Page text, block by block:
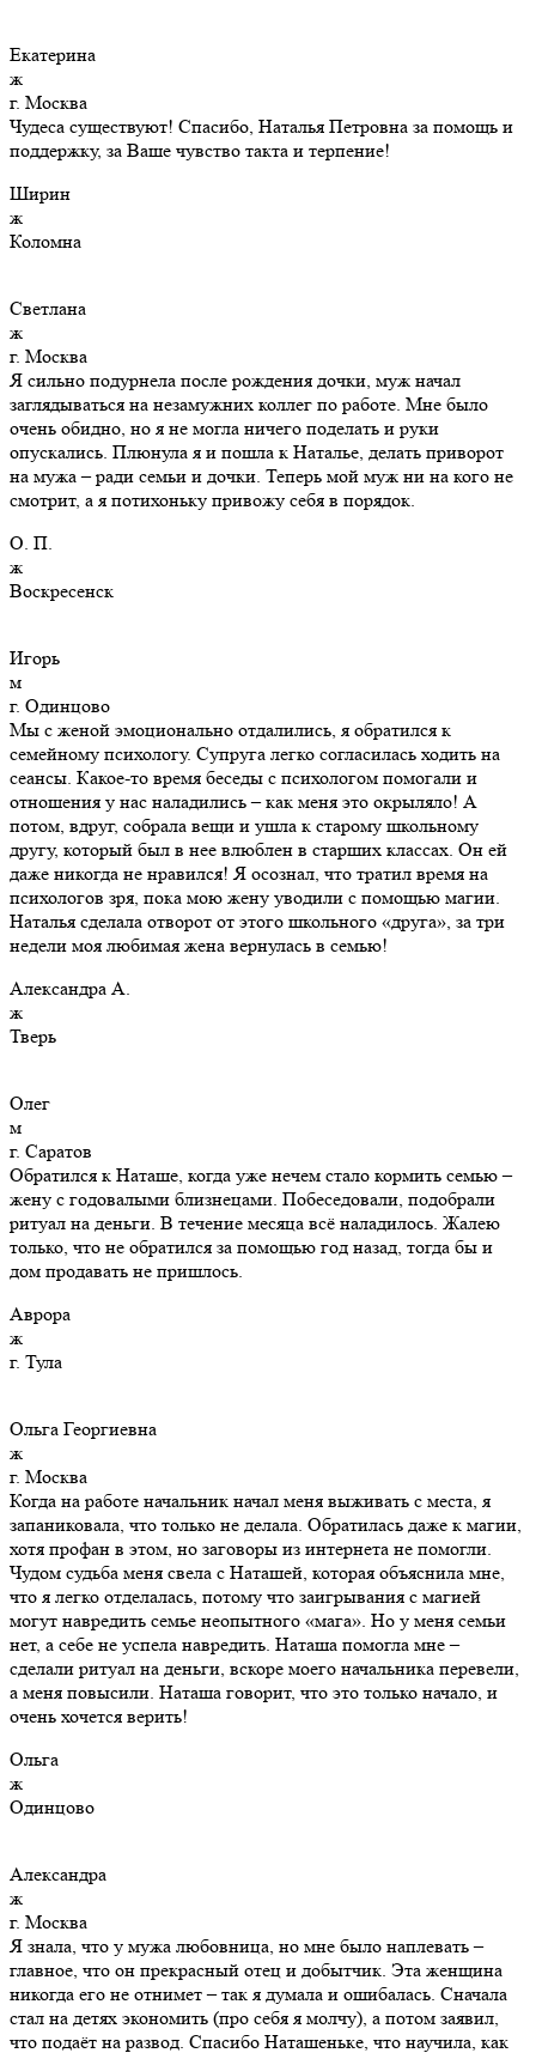
Екатерина
ж
г. Москва
Чудеса существуют! Спасибо, Наталья Петровна за помощь и
поддержку, за Ваше чувство такта и терпение!
Ширин
ж
Коломна
Светлана
ж
г. Москва
Я сильно подурнела после рождения дочки, муж начал
заглядываться на незамужних коллег по работе. Мне было
очень обидно, но я не могла ничего поделать и руки
опускались. Плюнула я и пошла к Наталье, делать приворот
на мужа – ради семьи и дочки. Теперь мой муж ни на кого не
смотрит, а я потихоньку привожу себя в порядок.
О. П.
ж
Воскресенск
Игорь
м
г. Одинцово
Мы с женой эмоционально отдалились, я обратился к
семейному психологу. Супруга легко согласилась ходить на
сеансы. Какое-то время беседы с психологом помогали и
отношения у нас наладились – как меня это окрыляло! А
потом, вдруг, собрала вещи и ушла к старому школьному
другу, который был в нее влюблен в старших классах. Он ей
даже никогда не нравился! Я осознал, что тратил время на
психологов зря, пока мою жену уводили с помощью магии.
Наталья сделала отворот от этого школьного «друга», за три
недели моя любимая жена вернулась в семью!
Александра А.
ж
Тверь
Олег
м
г. Саратов
Обратился к Наташе, когда уже нечем стало кормить семью –
жену с годовалыми близнецами. Побеседовали, подобрали
ритуал на деньги. В течение месяца всё наладилось. Жалею
только, что не обратился за помощью год назад, тогда бы и
дом продавать не пришлось.
Аврора
ж
г. Тула
Ольга Георгиевна
ж
г. Москва
Когда на работе начальник начал меня выживать с места, я
запаниковала, что только не делала. Обратилась даже к магии,
хотя профан в этом, но заговоры из интернета не помогли.
Чудом судьба меня свела с Наташей, которая объяснила мне,
что я легко отделалась, потому что заигрывания с магией
могут навредить семье неопытного «мага». Но у меня семьи
нет, а себе не успела навредить. Наташа помогла мне –
сделали ритуал на деньги, вскоре моего начальника перевели,
а меня повысили. Наташа говорит, что это только начало, и
очень хочется верить!
Ольга
ж
Одинцово
Александра
ж
г. Москва
Я знала, что у мужа любовница, но мне было наплевать –
главное, что он прекрасный отец и добытчик. Эта женщина
никогда его не отнимет – так я думала и ошибалась. Сначала
стал на детях экономить (про себя я молчу), а потом заявил,
что подаёт на развод. Спасибо Наташеньке, что научила, как